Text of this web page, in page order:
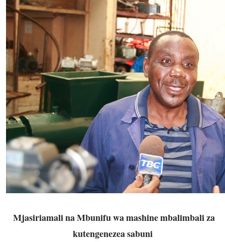
Mjasiriamali na Mbunifu wa mashine mbalimbali za
kutengenezea sabuni